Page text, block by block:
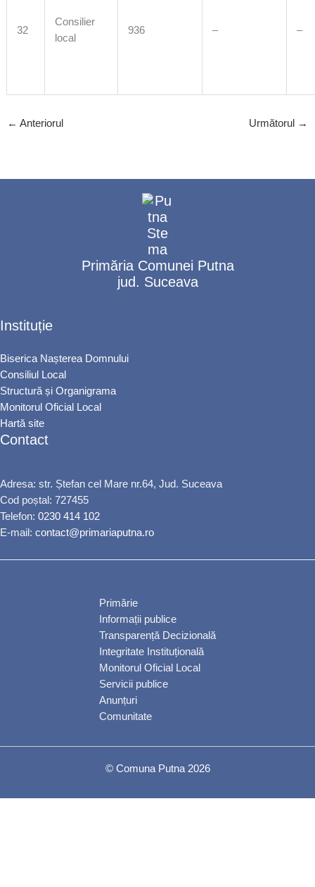
32
Consilier
local
936 – –
← Anteriorul Următorul →
Primăria Comunei Putna
jud. Suceava
Instituție
Biserica Nașterea Domnului
Consiliul Local
Structură și Organigrama
Monitorul Oficial Local
Hartă site
Contact
Adresa: str. Ștefan cel Mare nr.64, Jud. Suceava
Cod poștal: 727455
Telefon: 0230 414 102
E-mail: contact@primariaputna.ro
Primărie
Informații publice
Transparență Decizională
Integritate Instituțională
Monitorul Oficial Local
Servicii publice
Anunțuri
Comunitate
© Comuna Putna 2026